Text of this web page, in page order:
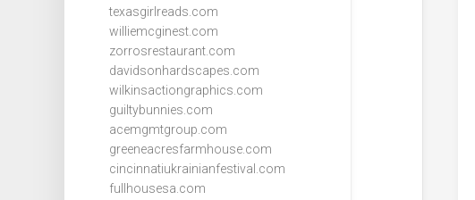
texasgirlreads.com
williemcginest.com
zorrosrestaurant.com
davidsonhardscapes.com
wilkinsactiongraphics.com
guiltybunnies.com
acemgmtgroup.com
greeneacresfarmhouse.com
cincinnatiukrainianfestival.com
fullhousesa.com